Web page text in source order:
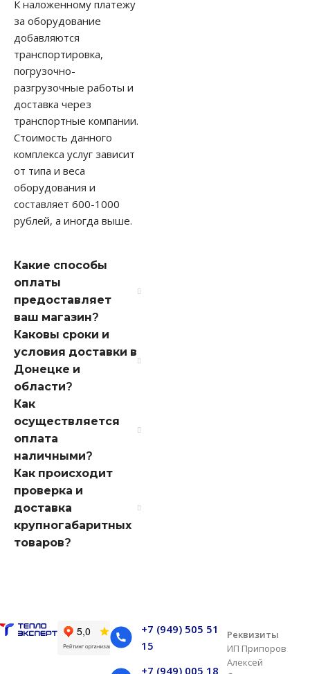
К наложенному платежу
за оборудование
добавляются
транспортировка,
погрузочно-
разгрузочные работы и
доставка через
транспортные компании.
Стоимость данного
комплекса услуг зависит
от типа и веса
оборудования и
составляет 600-1000
рублей, а иногда выше.
Какие способы
оплаты
предоставляет
ваш магазин?
Каковы сроки и
условия доставки в
Донецке и
области?
Как
осуществляется
оплата
наличными?
Как происходит
проверка и
доставка
крупногабаритных
товаров?
+7 (949) 505 51
15
+7 (949) 005 18
Реквизиты
ИП Припоров
Алексей